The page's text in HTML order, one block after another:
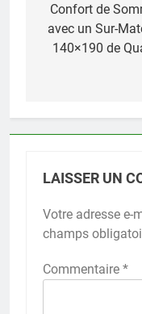
l’article
Confort de
avec un Sur-
140×190 de
LAISSER UN
Votre adresse e-
champs
Commentaire *